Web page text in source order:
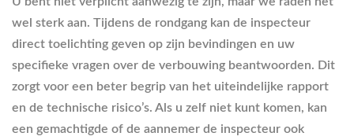
wel sterk aan. Tijdens de rondgang kan de inspecteur
direct toelichting geven op zijn bevindingen en uw
specifieke vragen over de verbouwing beantwoorden. Dit
zorgt voor een beter begrip van het uiteindelijke rapport
en de technische risico’s. Als u zelf niet kunt komen, kan
een gemachtigde of de aannemer de inspecteur ook